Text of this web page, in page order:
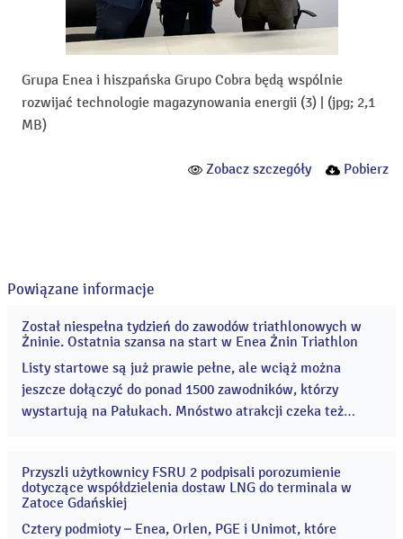
Grupa Enea i hiszpańska Grupo Cobra będą wspólnie
rozwijać technologie magazynowania energii (3)
(jpg; 2,1
MB)
Zobacz szczegóły Pobierz
Powiązane informacje
04
sie
Został niespełna tydzień do zawodów triathlonowych w
Żninie. Ostatnia szansa na start w Enea Żnin Triathlon
Listy startowe są już prawie pełne, ale wciąż można
jeszcze dołączyć do ponad 1500 zawodników, którzy
wystartują na Pałukach. Mnóstwo atrakcji czeka też
sportowe, które co roku przyciągają coraz więcej
uczestników i kibiców. ...
Przyszli użytkownicy FSRU 2 podpisali porozumienie
dotyczące współdzielenia dostaw LNG do terminala w
Zatoce Gdańskiej
Cztery podmioty – Enea, Orlen, PGE i Unimot, które